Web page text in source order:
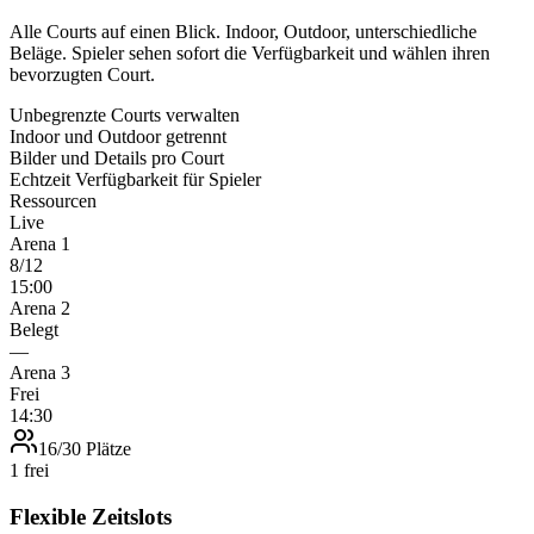
Alle Courts auf einen Blick. Indoor, Outdoor, unterschiedliche
Beläge. Spieler sehen sofort die Verfügbarkeit und wählen ihren
bevorzugten Court.
Unbegrenzte Courts verwalten
Indoor und Outdoor getrennt
Bilder und Details pro Court
Echtzeit Verfügbarkeit für Spieler
Ressourcen
Live
Arena 1
8/12
15:00
Arena 2
Belegt
—
Arena 3
Frei
14:30
16/30 Plätze
1 frei
Flexible Zeitslots